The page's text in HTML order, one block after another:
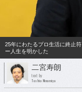
25年にわたるプロ生活に終止
ー人生を明かした
二宮寿朗
text by
Toshio Ninomiya